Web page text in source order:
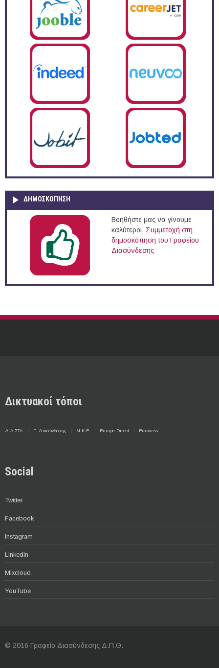
ΔΗΜΟΣΚΌΠΗΣΗ
Βοηθήστε μας να γίνουμε
καλύτεροι. Συμμετοχή στη
δημοσκόπηση του Γραφείου
Διασύνδεσης
Δικτυακοί τόποι
Δ.Α.ΣΤΑ. Γ. Διασύνδεσης Μ.Κ.Ε. Europe Direct Euraxess
Social
Twitter
Facebook
Instagram
LinkedIn
Mixcloud
YouTube
© 2016 Γραφείο Διασύνδεσης Δ.Π.Θ.